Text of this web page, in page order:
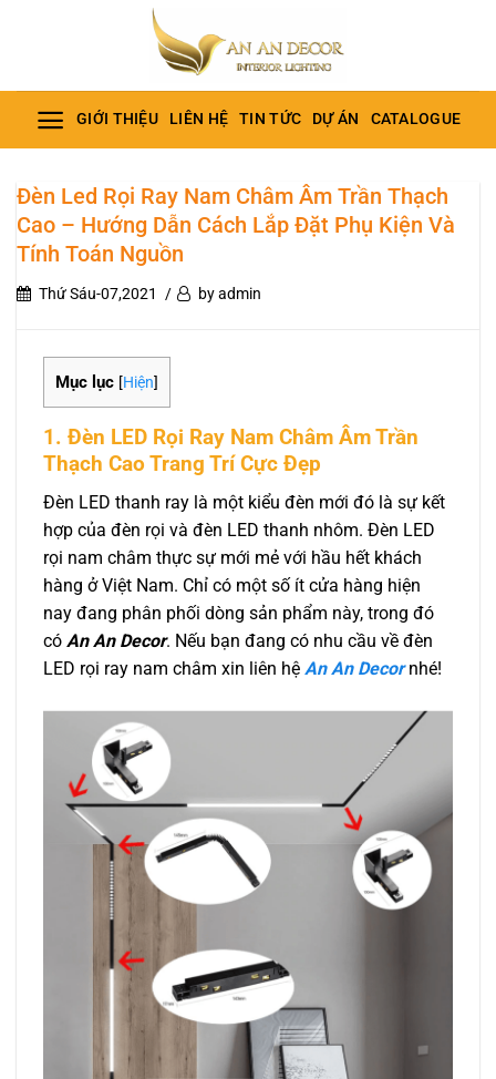
dung
GIỚI THIỆU LIÊN HỆ TIN TỨC DỰ ÁN CATALOGUE
Đèn Led Rọi Ray Nam Châm Âm Trần Thạch
Cao – Hướng Dẫn Cách Lắp Đặt Phụ Kiện Và
Tính Toán Nguồn
Thứ Sáu-07,2021 by admin
Mục lục [Hiện]
1. Đèn LED Rọi Ray Nam Châm Âm Trần
Thạch Cao Trang Trí Cực Đẹp
Đèn LED thanh ray là một kiểu đèn mới đó là sự kết
hợp của đèn rọi và đèn LED thanh nhôm. Đèn LED
rọi nam châm thực sự mới mẻ với hầu hết khách
hàng ở Việt Nam. Chỉ có một số ít cửa hàng hiện
nay đang phân phối dòng sản phẩm này, trong đó
có An An Decor. Nếu bạn đang có nhu cầu về đèn
LED rọi ray nam châm xin liên hệ An An Decornhé!